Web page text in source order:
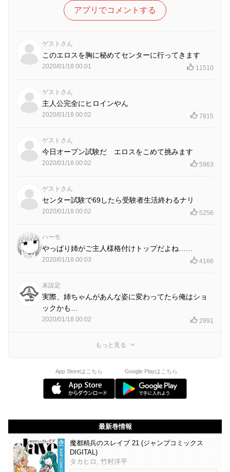
アプリでコメントする
ゲストさん
このエロスを胸に秘めてセンターに行ってきます
2020/01/18 00:01 11510
ゲストさん
主人公完全にヒロインやん
2020/01/18 00:02 7815
ゲストさん
今日オープン試験だ エロスをこめて挑みます
2020/01/18 00:02 5963
ゲストさん
センター試験で69したら受験者生活終わるナリ
2020/01/18 00:02 5256
ハーモ
やっぱり姉がご主人様格付けトップだよね……
2020/01/18 00:03 4166
未設定
実際、姉ちゃんがあんな姿に変わってたら俺はショ
ックかも…
2020/01/18 00:02 2991
もっと見る
App Storeはこちら Google Playはこちら
最新巻情報
魔都精兵のスレイブ 21 (ジャンプコミックス
DIGITAL)
タカヒロ, 竹村洋平